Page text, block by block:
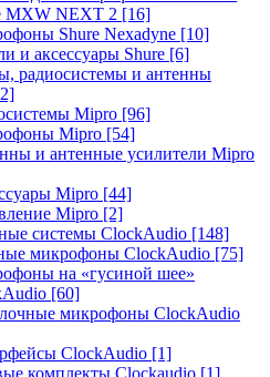
MXW NEXT 2 [16]
Shure Nexadyne [10]
и аксессуары Shure [6]
радиосистемы и антенны
Mipro [96]
Mipro [54]
и антенные усилители Mipro
Mipro [44]
Mipro [2]
системы ClockAudio [148]
микрофоны ClockAudio [75]
на «гусиной шее»
[60]
микрофоны ClockAudio
ClockAudio [1]
комплекты Clockaudio [1]